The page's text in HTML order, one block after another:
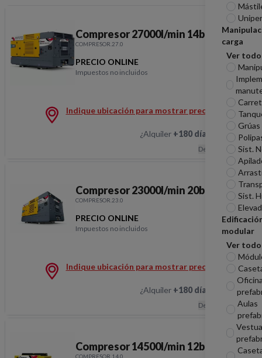
carga
Ver todo
Grúas
Sist.
Sist.
modular
Ver todo
Aulas
Compresor 27000l/min 14bar sec
COMPRESOR.27.0
PRECIO ONLINE
Impuestos no incluidos
Compresor 27000l/min
Indique ubicación para mostrar precios
¿Alquiler +180 días Hablemos
Descripción
Compresor 23000l/min 20bar sec
COMPRESOR.23.0
PRECIO ONLINE
Impuestos no incluidos
Compresor 23000l/min
Indique ubicación para mostrar precios
¿Alquiler +180 días Hablemos
Descripción
Compresor 14500l/min 12bar
COMPRESOR.14.0